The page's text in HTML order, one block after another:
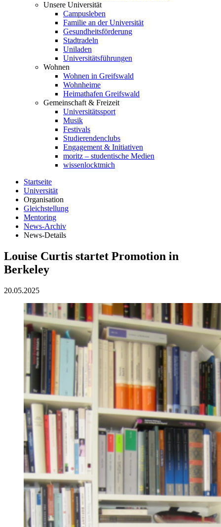
Unsere Universität
Campusleben
Familie an der Universität
Gesundheitsförderung
Stadtradeln
Uniladen
Universitätsführungen
Wohnen
Wohnen in Greifswald
Wohnheime
Heimathafen Greifswald
Gemeinschaft & Freizeit
Universitätssport
Musik
Festivals
Studierendenclubs
Engagement & Initiativen
moritz – studentische Medien
wissenlocktmich
Startseite
Universität
Organisation
Gleichstellung
Mentoring
News-Archiv
News-Details
Louise Curtis startet Promotion in
Berkeley
20.05.2025